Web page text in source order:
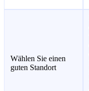
Wählen Sie einen
guten Standort